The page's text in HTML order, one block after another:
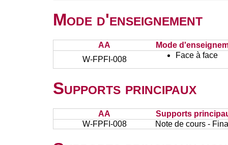
Mode d'enseignement
AA
Mode
W-FPFI-008
Face à face
Supports principaux
AA
Supports
W-FPFI-008
Note de cours -